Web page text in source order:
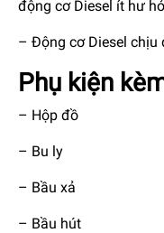
động cơ Diesel ít hư
– Động cơ Diesel chịu
Phụ kiện
– Hộp đồ
– Bu ly
– Bầu xả
– Bầu hút